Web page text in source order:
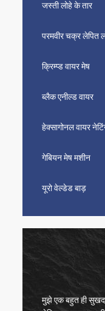
जस्ती लोहे के तार
परमवीर चक्र लेपित
क्रिम्प्ड वायर मेष
ब्लैक एनील्ड वायर
हेक्सागोनल वायर
गेबियन मेष मशीन
यूरो वेल्डेड बाड़
खरीदारी अनुभव देने के लिए मैं